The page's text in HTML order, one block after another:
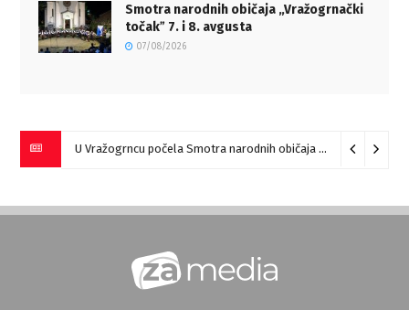
Smotra narodnih običaja „Vražogrnački
točakˮ 7. i 8. avgusta
07/08/2026
U Vražogrncu počela Smotra narodnih običaja „Vražogrnački točak“